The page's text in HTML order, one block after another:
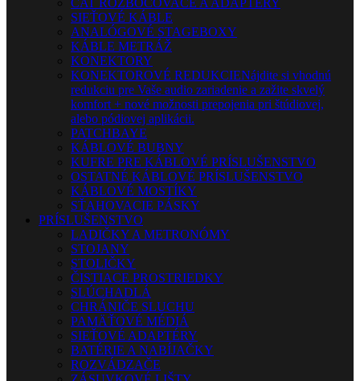
CAT ROZBOČOVAČE A ADAPTÉRY
SIEŤOVÉ KÁBLE
ANALÓGOVÉ STAGEBOXY
KÁBLE METRÁŽ
KONEKTORY
KONEKTOROVÉ REDUKCIENájdite si vhodnú
redukciu pre Vaše audio zariadenie a zažite skvelý
komfort + nové možnosti prepojenia pri štúdiovej,
alebo pódiovej aplikácii.
PATCHBAYE
KÁBLOVÉ BUBNY
KUFRE PRE KÁBLOVÉ PRÍSLUŠENSTVO
OSTATNÉ KÁBLOVÉ PRÍSLUŠENSTVO
KÁBLOVÉ MOSTÍKY
SŤAHOVACIE PÁSKY
PRÍSLUŠENSTVO
LADIČKY A METRONÓMY
STOJANY
STOLIČKY
ČISTIACE PROSTRIEDKY
SLÚCHADLÁ
CHRÁNIČE SLUCHU
PAMÄŤOVÉ MÉDIÁ
SIEŤOVÉ ADAPTÉRY
BATÉRIE A NABÍJAČKY
ROZVÁDZAČE